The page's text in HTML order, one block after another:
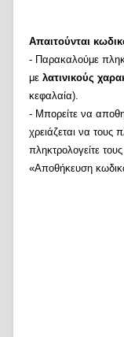
Απαιτούνται
- Παρακαλούμε
με λατινικούς
κεφαλαία).
- Μπορείτε να
χρειάζεται να τους
πληκτρολογείτε
«Αποθήκευση